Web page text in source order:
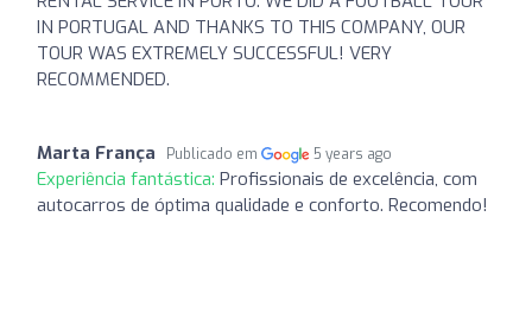
IN PORTUGAL AND THANKS TO THIS COMPANY, OUR
TOUR WAS EXTREMELY SUCCESSFUL! VERY
RECOMMENDED.
Marta França Publicado em 5 years ago
Experiência fantástica: Profissionais de excelência, com
autocarros de óptima qualidade e conforto. Recomendo!